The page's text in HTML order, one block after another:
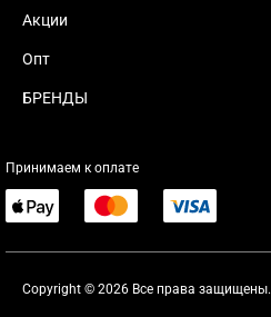
Акции
Опт
БРЕНДЫ
Принимаем к оплате
Copyright © 2026 Все права защищены.